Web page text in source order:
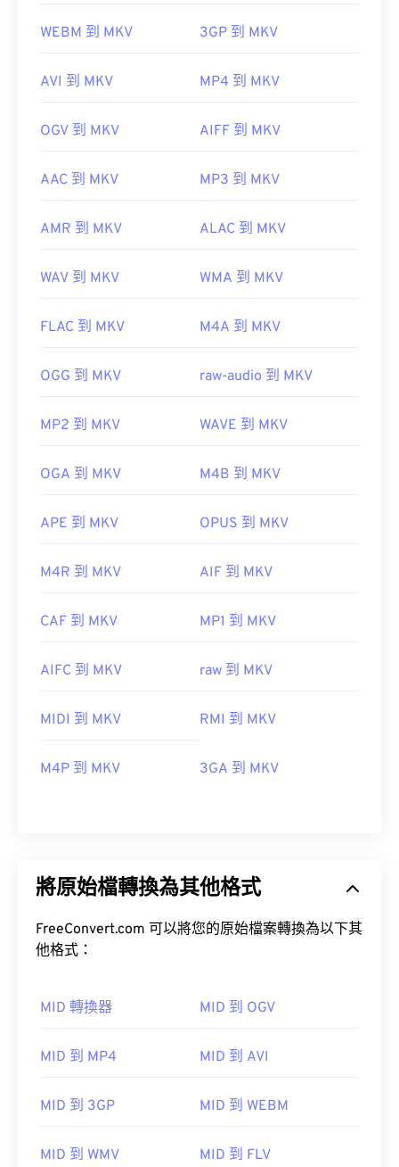
00
00
WEBM 到 MKV 3GP 到 MKV
AVI 到 MKV MP4 到 MKV
OGV 到 MKV AIFF 到 MKV
AAC 到 MKV MP3 到 MKV
AMR 到 MKV ALAC 到 MKV
WAV 到 MKV WMA 到 MKV
FLAC 到 MKV M4A 到 MKV
OGG 到 MKV raw-audio 到 MKV
MP2 到 MKV WAVE 到 MKV
OGA 到 MKV M4B 到 MKV
APE 到 MKV OPUS 到 MKV
M4R 到 MKV AIF 到 MKV
CAF 到 MKV MP1 到 MKV
AIFC 到 MKV raw 到 MKV
MIDI 到 MKV RMI 到 MKV
M4P 到 MKV 3GA 到 MKV
將原始檔轉換為其他格式
FreeConvert.com 可以將您的原始檔案轉換為以下其
他格式：
MID 轉換器 MID 到 OGV
MID 到 MP4 MID 到 AVI
MID 到 3GP MID 到 WEBM
MID 到 WMV MID 到 FLV